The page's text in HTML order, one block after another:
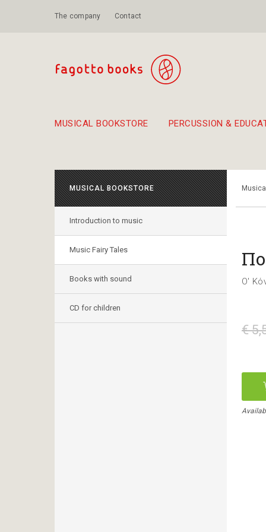
The company Contact
MUSICAL BOOKSTORE PERCUSSION &
MUSICAL BOOKSTORE
Introduction to music
Music Fairy Tales
Books with sound
CD for children
Ο'
€